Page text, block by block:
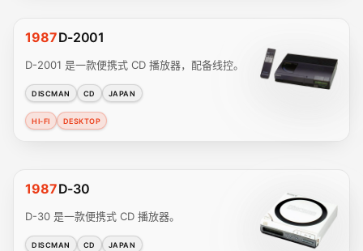
1987D-2001
D-2001 是一款便携式 CD 播放器，配备线控。
DISCMAN CD JAPAN
HI-FI DESKTOP
1987D-30
D-30 是一款便携式 CD 播放器。
DISCMAN CD JAPAN